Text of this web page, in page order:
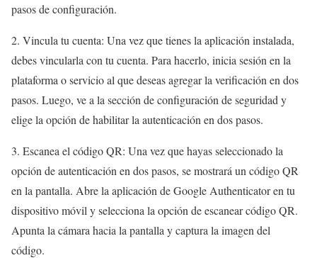
pasos de configuración.
2. Vincula tu cuenta: Una vez que tienes la aplicación instalada,
debes vincularla con tu cuenta. Para hacerlo, inicia sesión en la
plataforma o servicio al que deseas agregar la verificación en dos
pasos. Luego, ve a la sección de configuración de seguridad y
elige la opción de habilitar la autenticación en dos pasos.
3. Escanea el código QR: Una vez que hayas seleccionado la
opción de autenticación en dos pasos, se mostrará un código QR
en la pantalla. Abre la aplicación de Google Authenticator en tu
dispositivo móvil y selecciona la opción de escanear código QR.
Apunta la cámara hacia la pantalla y captura la imagen del
código.